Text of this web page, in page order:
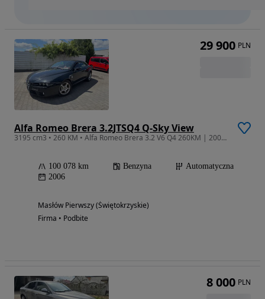
Alfa Romeo Brera 3.2JTSQ4 Q-Sky View
3195 cm3 • 260 KM • Alfa Romeo Brera 3.2 V6 Q4 260KM | 2006 | Uszkodzony silnik | FV 23%
100 078 km Benzyna
Automatyczna
2006
Masłów Pierwszy (Świętokrzyskie)
Firma • Podbite
29 900 PLN
8 000 PLN